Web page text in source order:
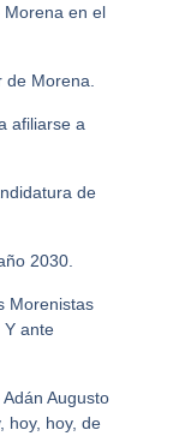
Morena en el
Morena.
afiliarse a
de
2030.
Morenistas
ante
Augusto
hoy, hoy, de